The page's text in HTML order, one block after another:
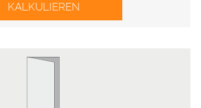
KALKULIEREN